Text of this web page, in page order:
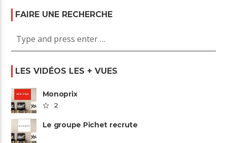
FAIRE UNE RECHERCHE
LES VIDÉOS LES + VUES
Monoprix
2
Le groupe Pichet recrute